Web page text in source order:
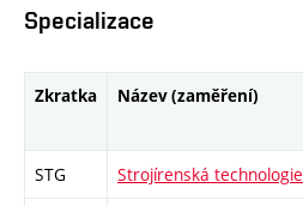
Specializace
Zkratka Název (zaměření)
STG Strojírenská technologie